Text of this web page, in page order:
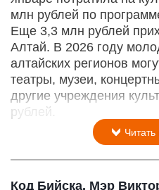
млн рублей по
Еще 3,3 млн рублей
Алтай. В 2026 году
алтайских регионов
театры, музеи,
другие учреждения
рублей.
Код Бийска. Мэр